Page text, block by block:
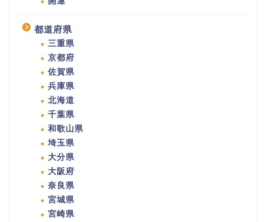
都道府県
三重県
京都府
佐賀県
兵庫県
北海道
千葉県
和歌山県
埼玉県
大分県
大阪府
奈良県
宮城県
宮崎県